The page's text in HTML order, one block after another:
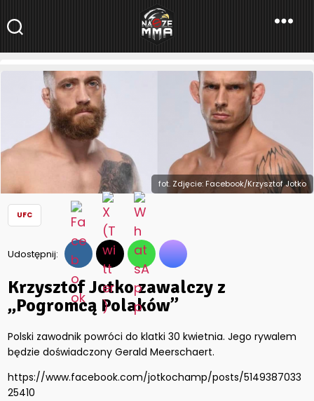
NaszeMMA
NaszeMMA.pl»Aktualności »UFC»Krzysztof Jotko
zawalczy z „Pogromcą Polaków”
fot. Zdjęcie: Facebook/Krzysztof Jotko
UFC
Udostępnij:
Krzysztof Jotko zawalczy z
„Pogromcą Polaków”
Polski zawodnik powróci do klatki 30 kwietnia. Jego rywalem
będzie doświadczony Gerald Meerschaert.
https://www.facebook.com/jotkochamp/posts/5149387033
25410